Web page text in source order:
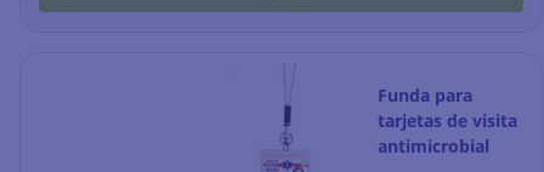
Funda para
tarjetas de visita
antimicrobial